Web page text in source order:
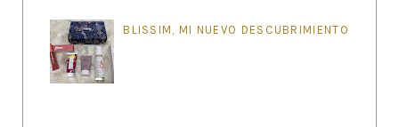
BLISSIM, MI NUEVO DESCUBRIMIENTO